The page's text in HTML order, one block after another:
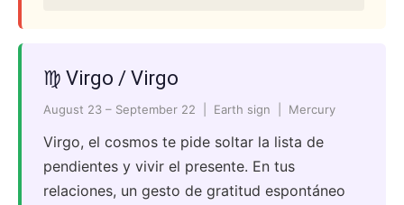
♍ Virgo / Virgo
August 23 – September 22 | Earth sign | Mercury
Virgo, el cosmos te pide soltar la lista de
pendientes y vivir el presente. En tus
relaciones, un gesto de gratitud espontáneo